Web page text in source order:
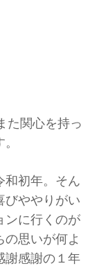
た関心を持っ
和初年。そん
びややりがい
ンに行くのが
思いが何よ
謝感謝の１年